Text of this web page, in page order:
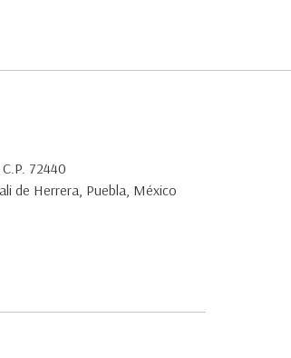
72440
de Herrera, Puebla, México